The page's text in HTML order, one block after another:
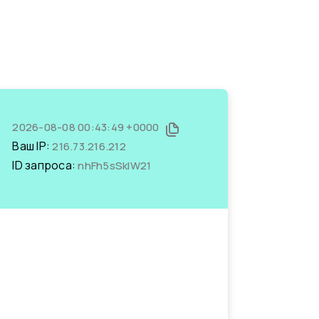
2026-08-08 00:43:49 +0000
Ваш IP:216.73.216.212
ID запроса:nhFh5sSkIW21